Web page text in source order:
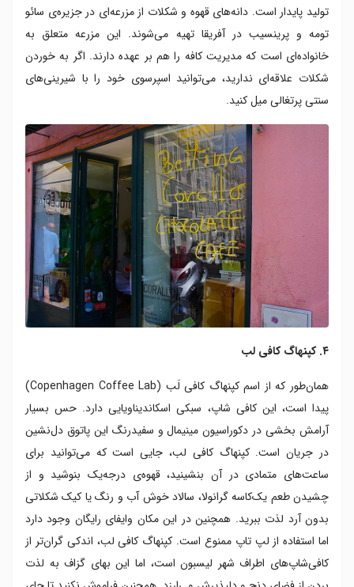
تولید پایدار است. دانه‌های قهوه و شکلات از مزرعه‌ای در جزیره‌ی سائو
تومه و پرینسیب در آفریقا تهیه می‌شوند. این مزرعه متعلق به
خانواده‌ای است که مدیریت کافه را هم بر عهده دارند. اگر به خوردن
شکلات علاقه‌ای ندارید، می‌توانید اسپرسوی خود را با شیرینی‌های
سنتی پرتغالی میل کنید.
۴. کپنهاگ کافی لب
همان‌طور که از اسم کپنهاگ کافی لَب (Copenhagen Coffee Lab)
پیدا است، این کافی شاپ، سبکی اسکاندیناویایی دارد. حس بسیار
آرامش بخشی در دکوراسیون مینیمال و سفیدرنگ این پاتوق دل‌نشین
در جریان است. کپنهاگ کافی لب، جایی است که می‌توانید برای
ساعت‌های متمادی در آن بنشینید، قهوه‌ی درجه‌یک بنوشید و از
چشیدن طعم یک‌کاسه گرانولا، سالاد خوش آب و رنگ یا کیک شکلاتی
بدون آرد لذت ببرید. همچنین در این مکان وایفای رایگان وجود دارد
اما استفاده از لپ تاپ ممنوع است. کپنهاگ کافی لب، اندکی گران‌تر از
کافی‌شاپ‌های اطراف شهر لیسبون است، اما این بهای گزاف به لذت